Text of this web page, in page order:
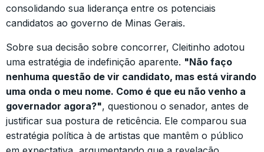
consolidando sua liderança entre os potenciais
candidatos ao governo de Minas Gerais.
Sobre sua decisão sobre concorrer, Cleitinho adotou
uma estratégia de indefinição aparente. "Não faço
nenhuma questão de vir candidato, mas está virando
uma onda o meu nome. Como é que eu não venho a
governador agora?", questionou o senador, antes de
justificar sua postura de reticência. Ele comparou sua
estratégia política à de artistas que mantêm o público